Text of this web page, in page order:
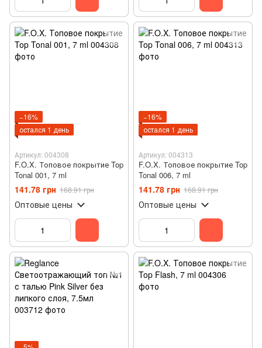
−16%
остался 1 день
Артикул: 004308
F.O.X. Топовое покрытие Top
Tonal 001, 7 ml
141.78 грн 168.91 грн
Оптовые цены
−16%
остался 1 день
Артикул: 004313
F.O.X. Топовое покрытие Top
Tonal 006, 7 ml
141.78 грн 168.91 грн
Оптовые цены